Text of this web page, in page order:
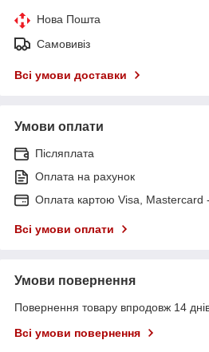
Нова Пошта
Самовивіз
Всі умови доставки
Умови оплати
Післяплата
Оплата на рахунок
Оплата картою Visa, Mastercard
Всі умови оплати
Умови повернення
Повернення товару впродовж 14
Всі умови повернення